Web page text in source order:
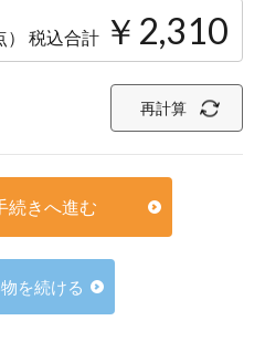
税込合計 ￥2,310
再計算
続きへ進む
を続ける